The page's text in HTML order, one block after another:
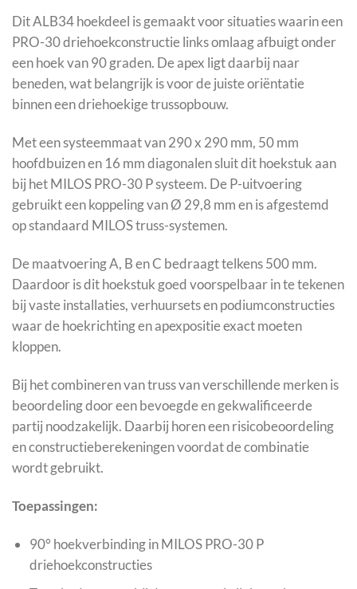
Dit ALB34 hoekdeel is gemaakt voor situaties waarin een
PRO-30 driehoekconstructie links omlaag afbuigt onder
een hoek van 90 graden. De apex ligt daarbij naar
beneden, wat belangrijk is voor de juiste oriëntatie
binnen een driehoekige trussopbouw.
Met een systeemmaat van 290 x 290 mm, 50 mm
hoofdbuizen en 16 mm diagonalen sluit dit hoekstuk aan
bij het MILOS PRO-30 P systeem. De P-uitvoering
gebruikt een koppeling van Ø 29,8 mm en is afgestemd
op standaard MILOS truss-systemen.
De maatvoering A, B en C bedraagt telkens 500 mm.
Daardoor is dit hoekstuk goed voorspelbaar in te tekenen
bij vaste installaties, verhuursets en podiumconstructies
waar de hoekrichting en apexpositie exact moeten
kloppen.
Bij het combineren van truss van verschillende merken is
beoordeling door een bevoegde en gekwalificeerde
partij noodzakelijk. Daarbij horen een risicobeoordeling
en constructieberekeningen voordat de combinatie
wordt gebruikt.
Toepassingen:
90° hoekverbinding in MILOS PRO-30 P
driehoekconstructies